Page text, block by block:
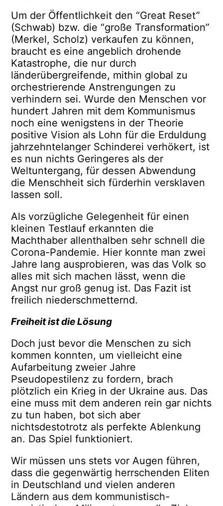
Um der Öffentlichkeit den “Great Reset”
(Schwab) bzw. die “große Transformation”
(Merkel, Scholz) verkaufen zu können,
braucht es eine angeblich drohende
Katastrophe, die nur durch
länderübergreifende, mithin global zu
orchestrierende Anstrengungen zu
verhindern sei. Wurde den Menschen vor
hundert Jahren mit dem Kommunismus
noch eine wenigstens in der Theorie
positive Vision als Lohn für die Erduldung
jahrzehntelanger Schinderei verhökert, ist
es nun nichts Geringeres als der
Weltuntergang, für dessen Abwendung
die Menschheit sich fürderhin versklaven
lassen soll.
Als vorzügliche Gelegenheit für einen
kleinen Testlauf erkannten die
Machthaber allenthalben sehr schnell die
Corona-Pandemie. Hier konnte man zwei
Jahre lang ausprobieren, was das Volk so
alles mit sich machen lässt, wenn die
Angst nur groß genug ist. Das Fazit ist
freilich niederschmetternd.
Freiheit ist die Lösung
Doch just bevor die Menschen zu sich
kommen konnten, um vielleicht eine
Aufarbeitung zweier Jahre
Pseudopestilenz zu fordern, brach
plötzlich ein Krieg in der Ukraine aus. Das
eine muss mit dem anderen rein gar nichts
zu tun haben, bot sich aber
nichtsdestotrotz als perfekte Ablenkung
an. Das Spiel funktioniert.
Wir müssen uns stets vor Augen führen,
dass die gegenwärtig herrschenden Eliten
in Deutschland und vielen anderen
Ländern aus dem kommunistisch-